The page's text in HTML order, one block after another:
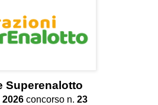
Superenalotto
concorso n. 23